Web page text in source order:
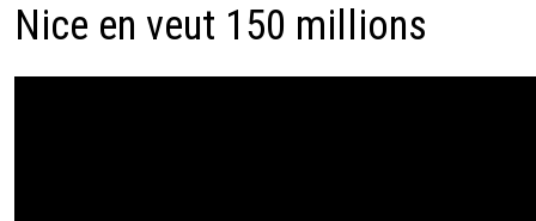
Nice en veut 150 millions